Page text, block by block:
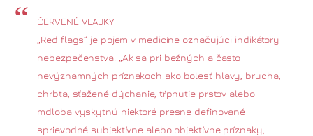
ČERVENÉ VLAJKY
„Red flags“ je pojem v medicíne označujúci indikátory
nebezpečenstva. „Ak sa pri bežných a často
nevýznamných príznakoch ako bolesť hlavy, brucha,
chrbta, sťažené dýchanie, tŕpnutie prstov alebo
mdloba vyskytnú niektoré presne definované
sprievodné subjektívne alebo objektívne príznaky,